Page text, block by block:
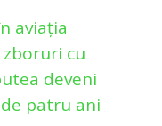
aviația
cu
deveni
patru ani